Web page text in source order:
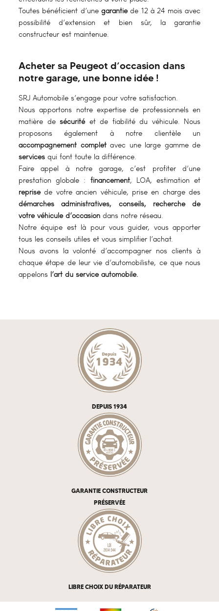
Toutes bénéficient d’une garantiede 12 à 24 mois avec
possibilité d’extension et bien sûr, la garantie
constructeur est maintenue.
Acheter sa Peugeot d’occasion dans
notre garage, une bonne idée !
SRJ Automobile s’engage pour votre satisfaction.
Nous apportons notre expertise de professionnels en
matière de sécurité et de fiabilité du véhicule. Nous
proposons également à notre clientèle un
accompagnement complet avec une large gamme de
services qui font toute la différence.
Faire appel à notre garage, c’est profiter d’une
prestation globale : financement, LOA, estimation et
reprisede votre ancien véhicule, prise en charge des
démarches administratives, conseils, recherche de
votre véhicule d’occasion dans notre réseau.
Notre équipe est là pour vous guider, vous apporter
tous les conseils utiles et vous simplifier l’achat.
Nous avons la volonté d’accompagner nos clients à
chaque étape de leur vie d’automobiliste, ce que nous
appelons l’art du service automobile.
DEPUIS 1934
GARANTIE CONSTRUCTEUR
PRÉSERVÉE
LIBRE CHOIX DU RÉPARATEUR